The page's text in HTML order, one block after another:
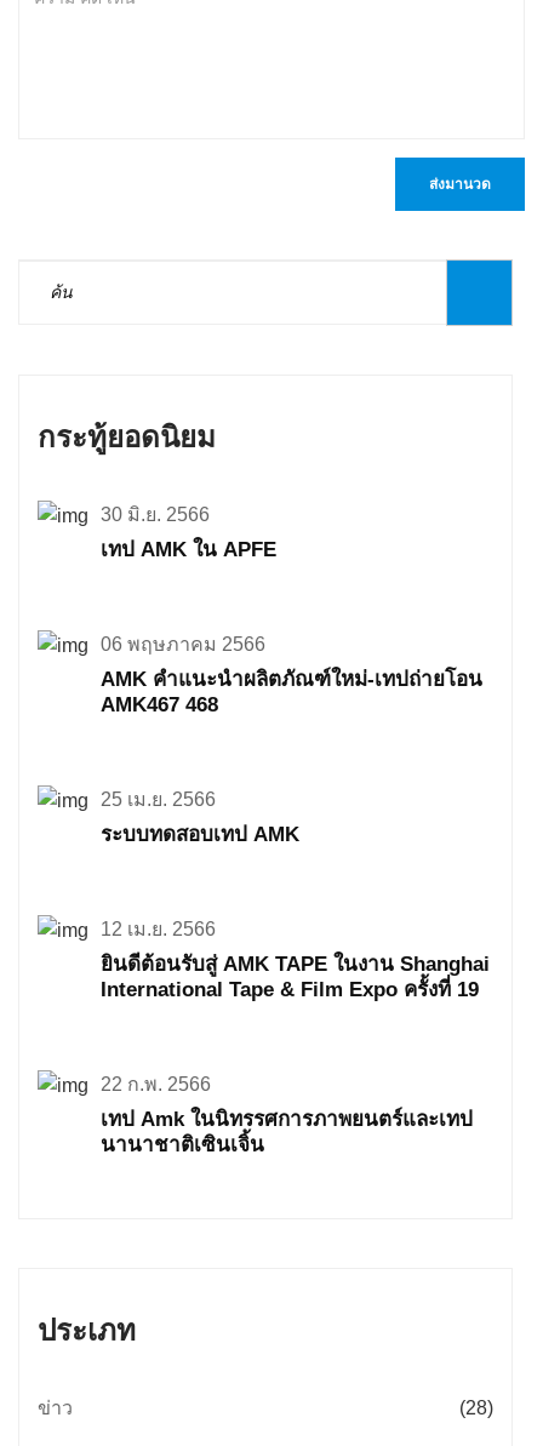
ส่งมานวด
กระทู้ยอดนิยม
30 มิ.ย. 2566
เทป AMK ใน APFE
06 พฤษภาคม 2566
AMK คําแนะนําผลิตภัณฑ์ใหม่-เทปถ่ายโอน
AMK467 468
25 เม.ย. 2566
ระบบทดสอบเทป AMK
12 เม.ย. 2566
ยินดีต้อนรับสู่ AMK TAPE ในงาน Shanghai
International Tape & Film Expo ครั้งที่ 19
22 ก.พ. 2566
เทป Amk ในนิทรรศการภาพยนตร์และเทป
นานาชาติเซินเจิ้น
ประเภท
ข่าว (28)